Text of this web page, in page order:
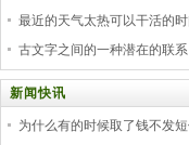
最近的天气太热可以干活的
古文字之间的一种潜在的联系
新闻快讯
为什么有的时候取了钱不发